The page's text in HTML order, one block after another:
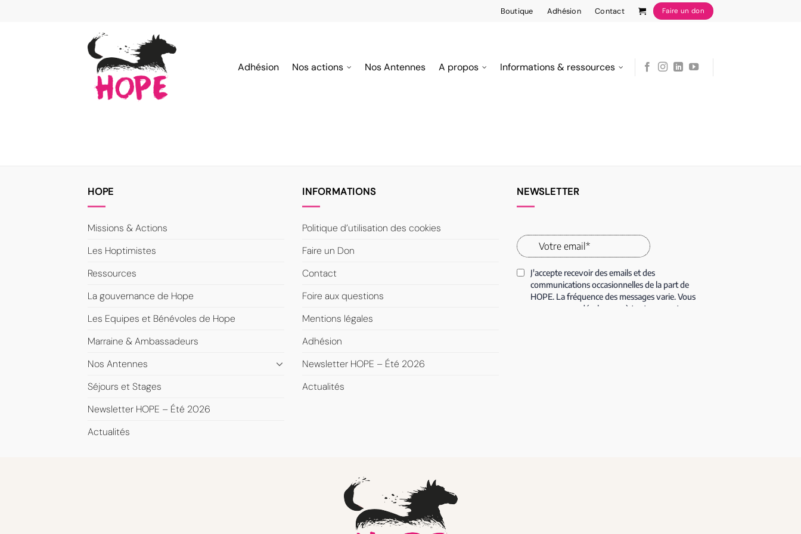
Boutique Adhésion Contact Faire un don
Adhésion Nos actions Nos Antennes A propos Informations & ressources
HOPE
Missions & Actions
Les Hoptimistes
Ressources
La gouvernance de Hope
Les Equipes et Bénévoles de Hope
Marraine & Ambassadeurs
Nos Antennes
Séjours et Stages
Newsletter HOPE – Été 2026
Actualités
INFORMATIONS
Politique d’utilisation des cookies
Faire un Don
Contact
Foire aux questions
Mentions légales
Adhésion
Newsletter HOPE – Été 2026
Actualités
NEWSLETTER